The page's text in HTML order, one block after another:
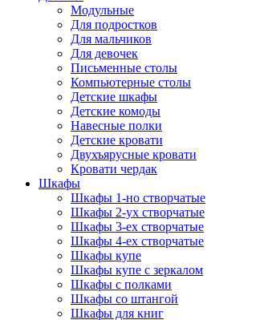
Модульные
Для подростков
Для мальчиков
Для девочек
Письменные столы
Компьютерные столы
Детские шкафы
Детские комоды
Навесные полки
Детские кровати
Двухъярусные кровати
Кровати чердак
Шкафы
Шкафы 1-но створчатые
Шкафы 2-ух створчатые
Шкафы 3-ех створчатые
Шкафы 4-ех створчатые
Шкафы купе
Шкафы купе с зеркалом
Шкафы с полками
Шкафы со штангой
Шкафы для книг